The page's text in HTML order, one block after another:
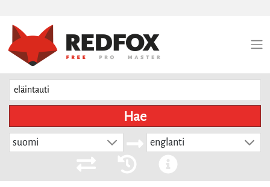
Hae
suomi englanti